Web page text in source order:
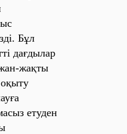
Бұл
дағдылар
жақты
етуден